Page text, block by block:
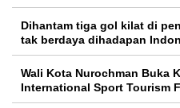
Dihantam tiga gol kilat di
tak berdaya dihadapan
Wali Kota Nurochman Buka
International Sport Tourism